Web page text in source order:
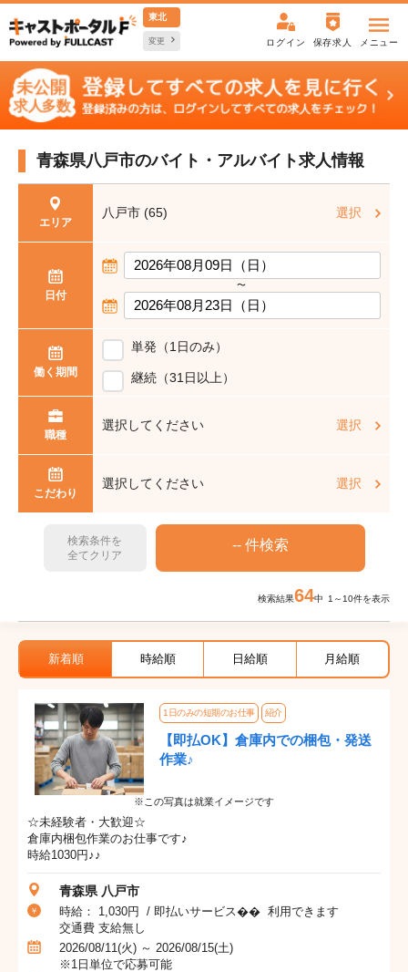
東北
変更 ログイン 保存求人 メニュー
青森県八戸市のバイト・アルバイト求人情報
エリア
八戸市 (65) 選択
日付
〜
働く期間
単発（1日のみ）
継続（31日以上）
職種
選択してください 選択
こだわり
選択してください 選択
検索条件を
全てクリア
検索結果64中 1～10件を表示
新着順 時給順 日給順 月給順
1日のみの短期のお仕事 紹介
【即払OK】倉庫内での梱包・発送
作業♪
※この写真は就業イメージです
☆未経験者・大歓迎☆
倉庫内梱包作業のお仕事です♪
時給1030円♪♪
青森県 八戸市
時給： 1,030円 / 即払いサービス�� 利用できます
交通費 支給無し
2026/08/11(火) ～ 2026/08/15(土)
※1日単位で応募可能